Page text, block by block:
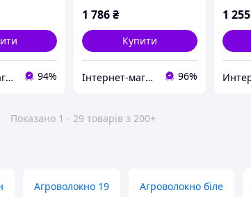
Інтернет-магазин ShopNow 94%
1 786₴
Купити
Інтернет-магазин KupiVse 96%
1 255
Показано 1 - 29 товарів з 200+
Агроволокно 19 Агроволокно біле